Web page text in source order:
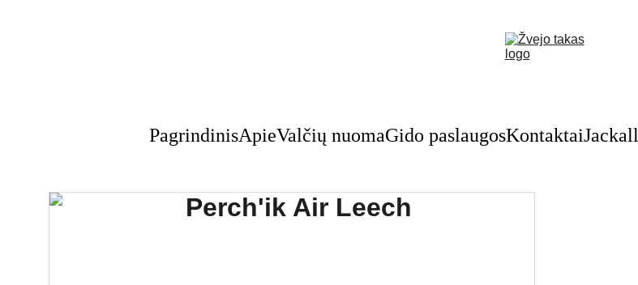
PagrindinisApieValčių nuomaGido paslaugosKontaktaiJackall